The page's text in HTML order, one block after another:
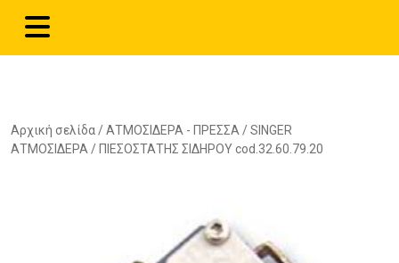
Αρχική σελίδα /ΑΤΜΟΣΙΔΕΡΑ - ΠΡΕΣΣΑ /SINGER
ΑΤΜΟΣΙΔΕΡΑ / ΠΙΕΣΟΣΤΑΤΗΣ ΣΙΔΗΡΟΥ cod.32.60.79.20